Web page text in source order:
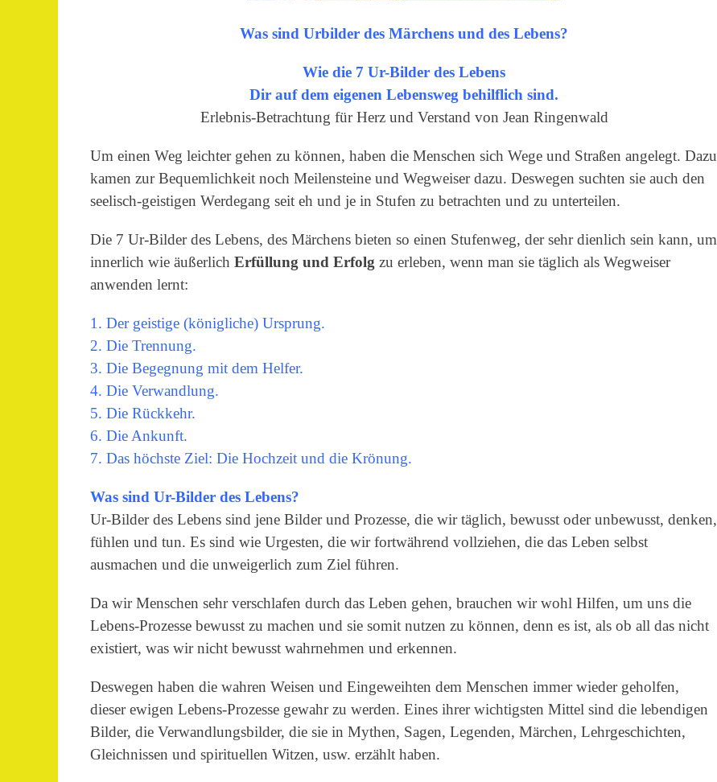
Was sind Urbilder des Märchens und des Lebens?
Wie die 7 Ur-Bilder des Lebens
Dir auf dem eigenen Lebensweg behilflich sind.
Erlebnis-Betrachtung für Herz und Verstand von Jean Ringenwald
Um einen Weg leichter gehen zu können, haben die Menschen sich Wege und Straßen angelegt. Dazu
kamen zur Bequemlichkeit noch Meilensteine und Wegweiser dazu. Deswegen suchten sie auch den
seelisch-geistigen Werdegang seit eh und je in Stufen zu betrachten und zu unterteilen.
Die 7 Ur-Bilder des Lebens, des Märchens bieten so einen Stufenweg, der sehr dienlich sein kann, um
innerlich wie äußerlich Erfüllung und Erfolg zu erleben, wenn man sie täglich als Wegweiser
anwenden lernt:
1. Der geistige (königliche) Ursprung.
2. Die Trennung.
3. Die Begegnung mit dem Helfer.
4. Die Verwandlung.
5. Die Rückkehr.
6. Die Ankunft.
7. Das höchste Ziel: Die Hochzeit und die Krönung.
Was sind Ur-Bilder des Lebens?
Ur-Bilder des Lebens sind jene Bilder und Prozesse, die wir täglich, bewusst oder unbewusst, denken,
fühlen und tun. Es sind wie Urgesten, die wir fortwährend vollziehen, die das Leben selbst
ausmachen und die unweigerlich zum Ziel führen.
Da wir Menschen sehr verschlafen durch das Leben gehen, brauchen wir wohl Hilfen, um uns die
Lebens-Prozesse bewusst zu machen und sie somit nutzen zu können, denn es ist, als ob all das nicht
existiert, was wir nicht bewusst wahrnehmen und erkennen.
Deswegen haben die wahren Weisen und Eingeweihten dem Menschen immer wieder geholfen,
dieser ewigen Lebens-Prozesse gewahr zu werden. Eines ihrer wichtigsten Mittel sind die lebendigen
Bilder, die Verwandlungsbilder, die sie in Mythen, Sagen, Legenden, Märchen, Lehrgeschichten,
Gleichnissen und spirituellen Witzen, usw. erzählt haben.